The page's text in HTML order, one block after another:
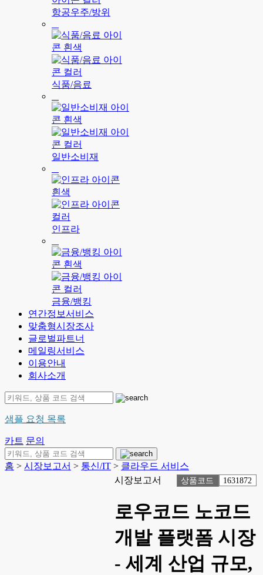
항공우주/방위
식품/음료
일반소비재
인프라
금융/뱅킹
연간정보서비스
맞춤형시장조사
글로벌파트너
메일링서비스
이용안내
회사소개
샘플 요청 목록
카트 문의
홈 > 시장보고서 > 통신/IT > 클라우드 서비스
시장보고서
상품코드 1631872
로우코드 노코드
개발 플랫폼 시장
- 세계 산업 규모,